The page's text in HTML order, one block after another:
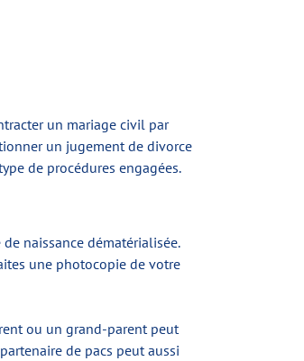
un mariage civil par
un jugement de divorce
de procédures engagées.
naissance dématérialisée.
une photocopie de votre
ou un grand-parent peut
de pacs peut aussi